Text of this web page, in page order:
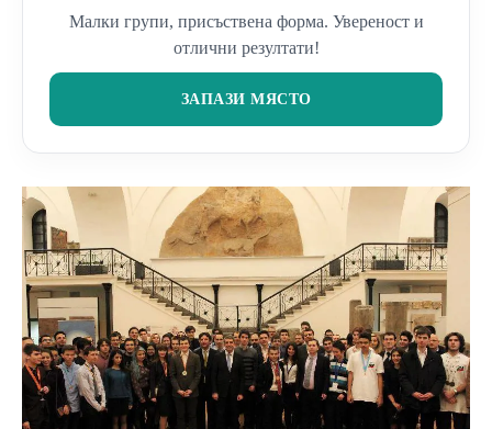
Малки групи, присъствена форма. Увереност и
отлични резултати!
ЗАПАЗИ МЯСТО